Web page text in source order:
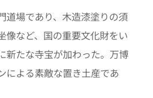
道場であり、木造漆塗りの須
像など、国の重要文化財をい
新たな寺宝が加わった。万博
による素敵な置き土産であ